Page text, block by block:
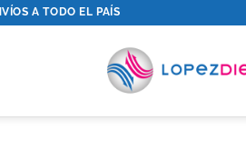
A TODO EL PAÍS